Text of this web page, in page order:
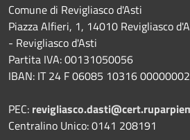
Comune di Revigliasco d'Asti
Piazza Alfieri, 1, 14010 Revigliasco
- Revigliasco d'Asti
Partita IVA: 00131050056
IBAN: IT 24 F 06085 10316
PEC:
Centralino Unico: 0141 208191